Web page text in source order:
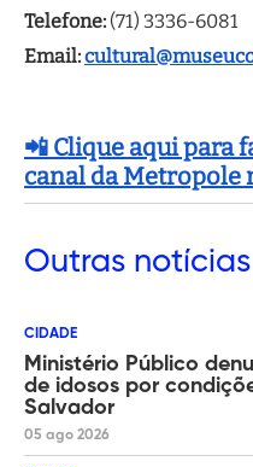
Telefone: (71) 3336-6081
Email:
📲 Clique aqui para
canal da Metropole
Outras
CIDADE
Ministério Público
de idosos por
Salvador
05 ago 2026